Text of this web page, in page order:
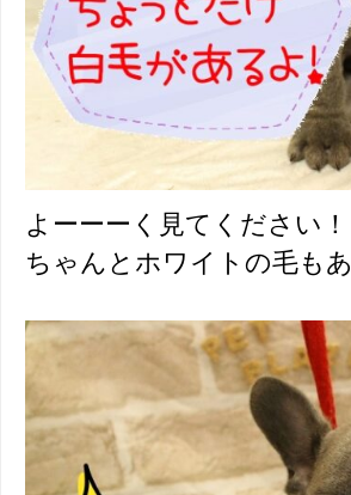
よーーーく見てください！
ちゃんとホワイトの毛も